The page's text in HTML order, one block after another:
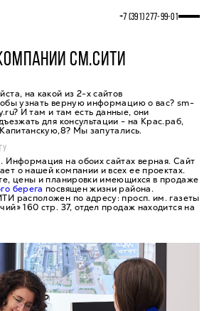
+7 (391) 277‒99‒01
СМ.СИТИ
на какой из 2-х сайтов
узнать верную информацию о вас? sm-
И там и там есть данные, они
для консультации - на Крас.раб,
Мы запутались.
на обоих сайтах верная. Сайт
о нашей компании и всех ее проектах.
цены и планировки имеющихся в продаже
берега посвящен жизни района.
расположен по адресу: просп. им. газеты
160 стр. 37, отдел продаж находится на